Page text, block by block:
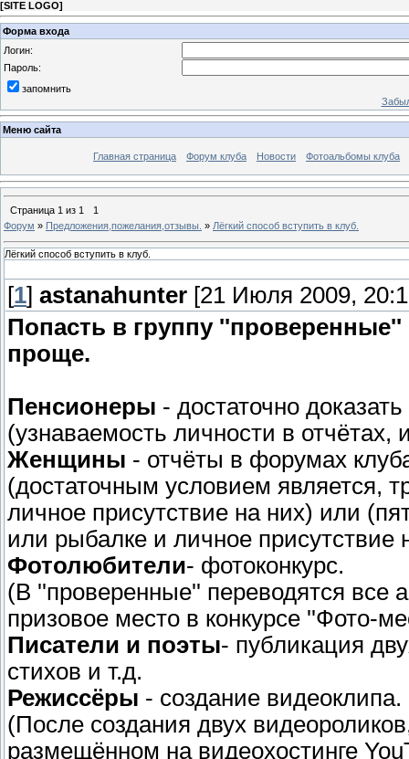
[SITE LOGO]
Форма входа
Логин:
Пароль:
запомнить
Меню сайта
Главная страница Форум клуба Новости Фотоальбомы клуба
Страница 1 из 1
1
Форум » Предложения,пожелания,отзывы. » Лёгкий способ вступить в клуб.
Лёгкий способ вступить в клуб.
[1] astanahunter [21 Июля 2009,
Попасть в группу
проще.
Пенсионеры - достаточно
(узнаваемость личности в
Женщины - отчёты в форумах
(достаточным условием является,
личное присутствие на них) или
или рыбалке и личное присутствие
Фотолюбители- фотоконкурс.
(В ''проверенные'' переводятся
призовое место в конкурсе ''Фото-
Писатели и поэты- публикация
стихов и т.д.
Режиссёры - создание видеоклипа.
(После создания двух
размещённом на видеохостинге